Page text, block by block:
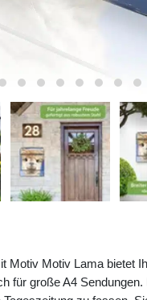
Motiv Motiv Lama bietet
für große A4